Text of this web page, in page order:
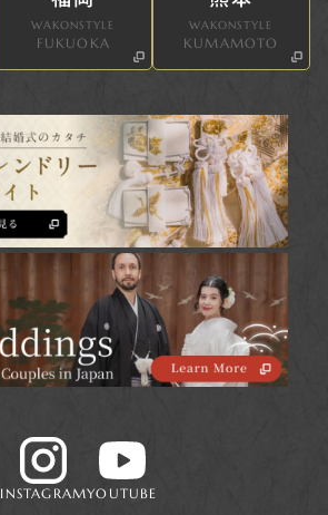
WAKONSTYLE
FUKUOKA
WAKONSTYLE
KUMAMOTO
INSTAGRAMYOUTUBE